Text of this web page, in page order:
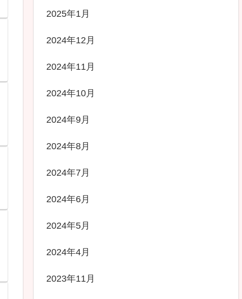
2025年1月
2024年12月
2024年11月
2024年10月
2024年9月
2024年8月
2024年7月
2024年6月
2024年5月
2024年4月
2023年11月